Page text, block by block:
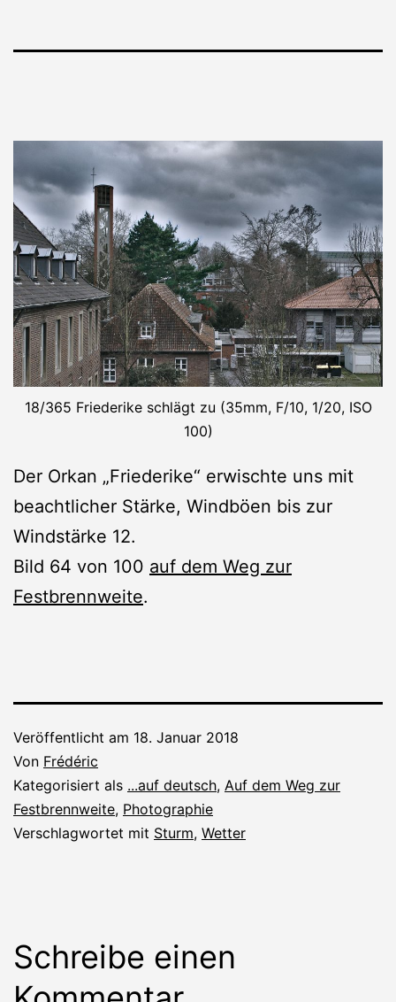
18/365 Friederike schlägt zu (35mm, F/10, 1/20, ISO
100)
Der Orkan „Friederike“ erwischte uns mit
beachtlicher Stärke, Windböen bis zur
Windstärke 12.
Bild 64 von 100 auf dem Weg zur
Festbrennweite.
Veröffentlicht am 18. Januar 2018
Von Frédéric
Kategorisiert als ...auf deutsch, Auf dem Weg zur
Festbrennweite, Photographie
Verschlagwortet mit Sturm, Wetter
Schreibe einen